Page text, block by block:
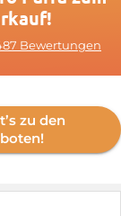
Bewertungen
zu den